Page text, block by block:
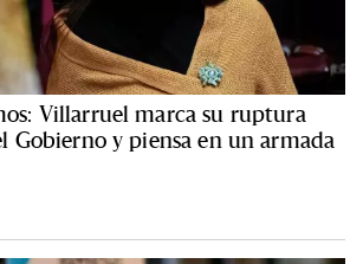
Villarruel marca su ruptura
Gobierno y piensa en un armada